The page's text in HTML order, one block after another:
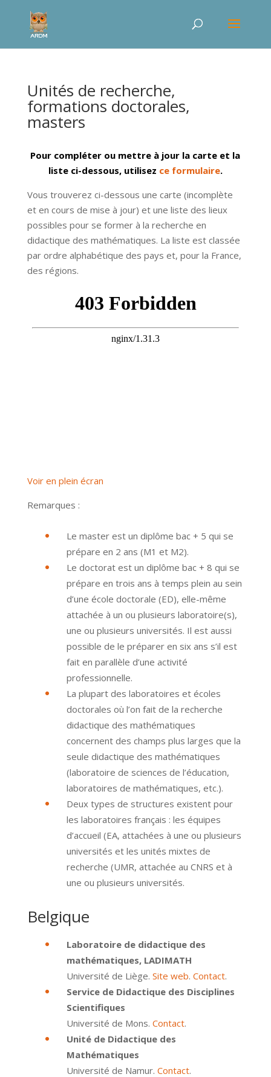
Unités de recherche,
formations doctorales,
masters
Pour compléter ou mettre à jour la carte et la
liste ci-dessous, utilisez ce formulaire.
Vous trouverez ci-dessous une carte (incomplète
et en cours de mise à jour) et une liste des lieux
possibles pour se former à la recherche en
didactique des mathématiques. La liste est classée
par ordre alphabétique des pays et, pour la France,
des régions.
Voir en plein écran
Remarques :
Le master est un diplôme bac + 5 qui se
prépare en 2 ans (M1 et M2).
Le doctorat est un diplôme bac + 8 qui se
prépare en trois ans à temps plein au sein
d’une école doctorale (ED), elle-même
attachée à un ou plusieurs laboratoire(s),
une ou plusieurs universités. Il est aussi
possible de le préparer en six ans s’il est
fait en parallèle d’une activité
professionnelle.
La plupart des laboratoires et écoles
doctorales où l’on fait de la recherche
didactique des mathématiques
concernent des champs plus larges que la
seule didactique des mathématiques
(laboratoire de sciences de l’éducation,
laboratoires de mathématiques, etc.).
Deux types de structures existent pour
les laboratoires français : les équipes
d’accueil (EA, attachées à une ou plusieurs
universités et les unités mixtes de
recherche (UMR, attachée au CNRS et à
une ou plusieurs universités.
Belgique
Laboratoire de didactique des
mathématiques, LADIMATH
Université de Liège. Site web. Contact.
Service de Didactique des Disciplines
Scientifiques
Université de Mons. Contact.
Unité de Didactique des
Mathématiques
Université de Namur. Contact.